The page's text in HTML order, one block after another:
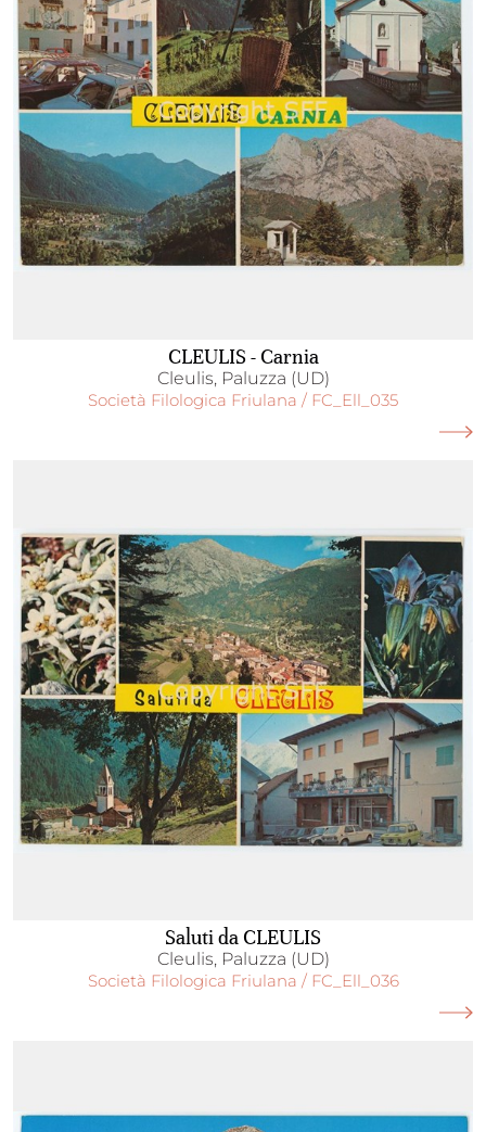
CLEULIS - Carnia
Cleulis, Paluzza (UD)
Società Filologica Friulana / FC_Ell_035
Saluti da CLEULIS
Cleulis, Paluzza (UD)
Società Filologica Friulana / FC_Ell_036